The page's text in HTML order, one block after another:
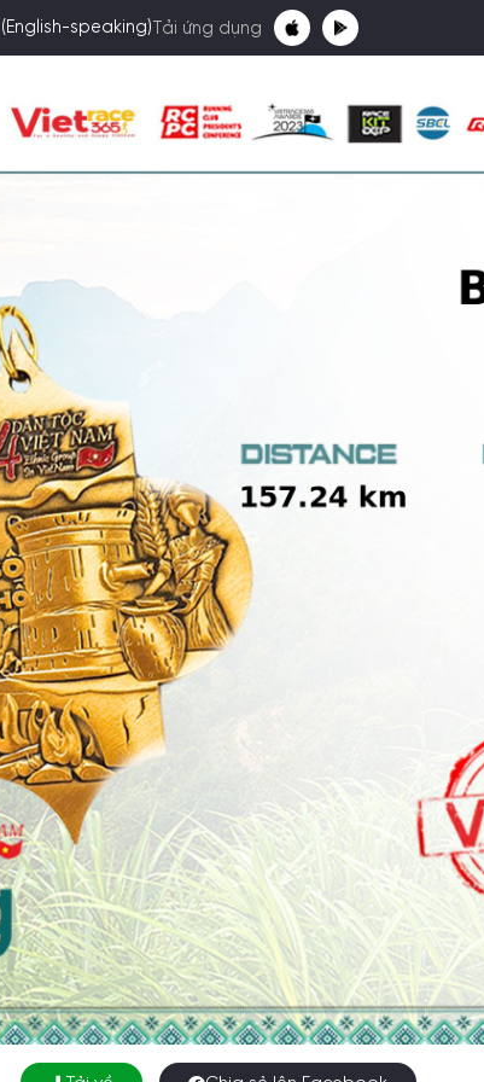
(English-speaking) Tải ứng dụng